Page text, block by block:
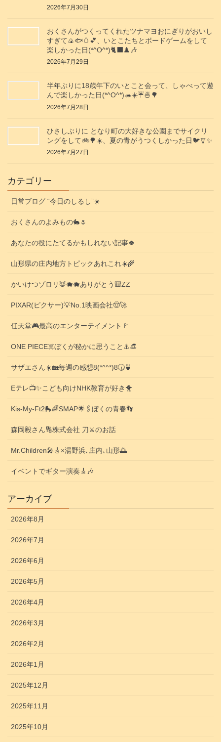
2026年7月30日
おくさんがつくってくれたツナマヨおにぎりがおいし
すぎて🍙🐟️🥚💕、いとこたちとボードゲームをして
楽しかった日(*^O^*)🐈‍⬛♟️🎶
2026年7月29日
半年ぶりに18歳年下のいとこと会って、しゃべって遊
んで楽しかった日(*^O^*)🦔☀️☔🍜🌳
2026年7月28日
ひさしぶりに となり町の大好きな公園までサイクリ
ングをして🚲️🌳☀️、夏の青がうつくしかった日🐦️🎐✨️
2026年7月27日
カテゴリー
日常ブログ “今日のしるし”☀️
おくさんのよみもの🐇🌷
あなたの役にたてるかもしれない記事🍀
山形県の庄内地方トピックあれこれ☀️🌾
かいけつゾロリ🦊🐗🐗ありがとう🎒ZZ
PIXAR(ピクサー)💡No.1映画会社🤠🚀
任天堂🎮️最高のエンターテイメント🚩
ONE PIECE☠️ぼくが秘かに思うこと⚓️👒
サザエさん☀️🏡毎週の感想8(*^^*)8🕡️🍵
Eテレ📺️✨こども向けNHK教育が好き🐥
Kis-My-Ft2🛼🌈SMAP🌟🖇️ぼくの青春👣
森岡毅さん🔢株式会社 刀⚔️のお話
Mr.Children🎤🎸×湯野浜､庄内､山形🌅
イベントでギター演奏🎸🎶
アーカイブ
2026年8月
2026年7月
2026年6月
2026年5月
2026年4月
2026年3月
2026年2月
2026年1月
2025年12月
2025年11月
2025年10月